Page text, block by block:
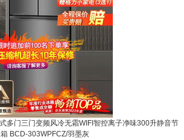
多门三门变频风冷无霜WIFI智控离子净味300升静音节
BCD-303WPFCZ/羽墨灰